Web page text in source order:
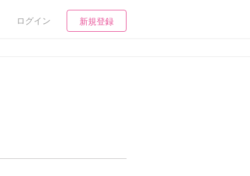
ログイン 新規登録